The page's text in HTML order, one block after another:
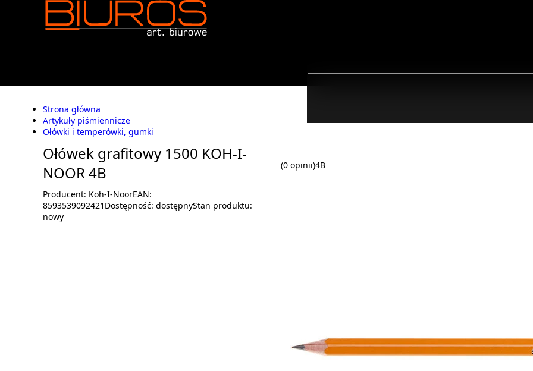
Strona główna
Artykuły piśmiennicze
Ołówki i temperówki, gumki
Ołówek grafitowy 1500 KOH-I-
NOOR 4B
(0 opinii)4B
Producent: Koh-I-NoorEAN:
8593539092421 Dostępność: dostępnyStan produktu:
nowy